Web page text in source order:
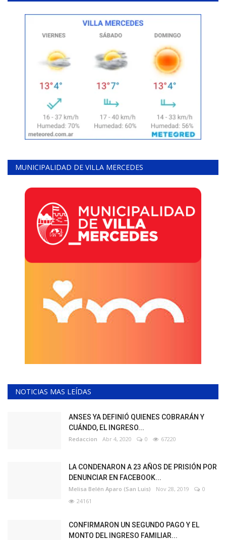
MUNICIPALIDAD DE VILLA MERCEDES
NOTICIAS MAS LEÍDAS
ANSES YA DEFINIÓ QUIENES COBRARÁN Y
CUÁNDO, EL INGRESO...
Redaccion Abr 4, 2020 0 67220
LA CONDENARON A 23 AÑOS DE PRISIÓN POR
DENUNCIAR EN FACEBOOK...
Melisa Belén Aparo (San Luis) Nov 28, 2019
0
24161
CONFIRMARON UN SEGUNDO PAGO Y EL
MONTO DEL INGRESO FAMILIAR...